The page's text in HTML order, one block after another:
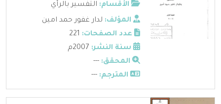
الأقسام: التفسير بالرأي
المؤلف: لدار غفور حمد امين
عدد الصفحات:
سنة النشر:
المحقق: ---
المترجم: ---